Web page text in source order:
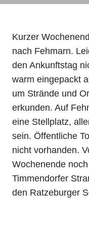
Kurzer
nach Fehmarn.
den Ankunftstag
warm eingepackt
um Strände und
erkunden. Auf
eine Stellplatz,
sein. Öffentliche
nicht vorhanden.
Wochenende
Timmendorfer
den Ratzeburger